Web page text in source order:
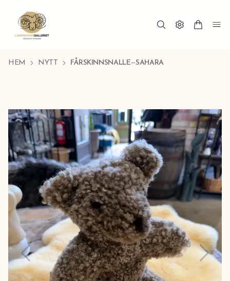
HEM NYTT FÅRSKINNSNALLE--SAHARA